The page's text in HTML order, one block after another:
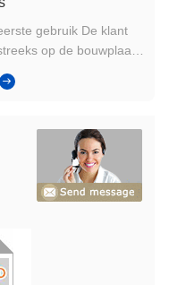
gebruik De klant
op de bouwplaats
om te werken